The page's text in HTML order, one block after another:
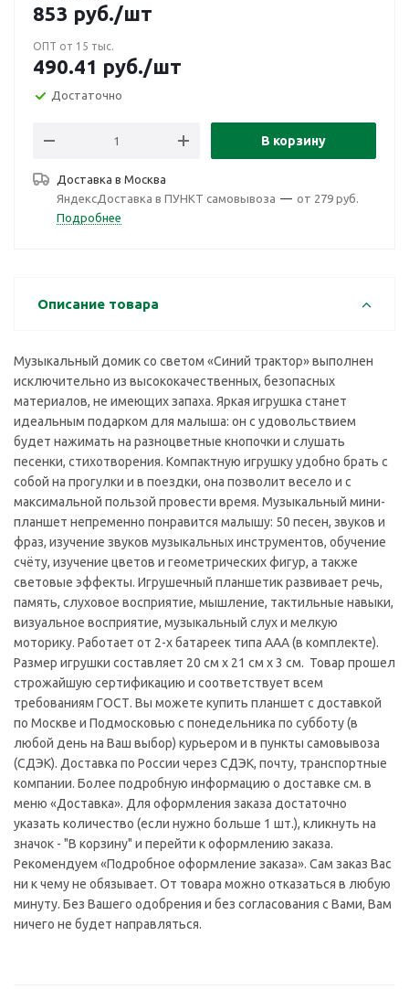
853 руб./шт
ОПТ от 15 тыс.
490.41 руб./шт
Достаточно
В корзину
Доставка в Москва
ЯндексДоставка в ПУНКТ самовывоза — от 279 руб.
Подробнее
Описание товара
Музыкальный домик со светом «Синий трактор» выполнен
исключительно из высококачественных, безопасных
материалов, не имеющих запаха. Яркая игрушка станет
идеальным подарком для малыша: он с удовольствием
будет нажимать на разноцветные кнопочки и слушать
песенки, стихотворения. Компактную игрушку удобно брать с
собой на прогулки и в поездки, она позволит весело и с
максимальной пользой провести время. Музыкальный мини-
планшет непременно понравится малышу: 50 песен, звуков и
фраз, изучение звуков музыкальных инструментов, обучение
счёту, изучение цветов и геометрических фигур, а также
световые эффекты. Игрушечный планшетик развивает речь,
память, слуховое восприятие, мышление, тактильные навыки,
визуальное восприятие, музыкальный слух и мелкую
моторику. Работает от 2-х батареек типа ААА (в комплекте).
Размер игрушки составляет 20 см х 21 см х 3 см. Товар прошел
строжайшую сертификацию и соответствует всем
требованиям ГОСТ. Вы можете купить планшет с доставкой
по Москве и Подмосковью с понедельника по субботу (в
любой день на Ваш выбор) курьером и в пункты самовывоза
(СДЭК). Доставка по России через СДЭК, почту, транспортные
компании. Более подробную информацию о доставке см. в
меню «Доставка». Для оформления заказа достаточно
указать количество (если нужно больше 1 шт.), кликнуть на
значок - "В корзину" и перейти к оформлению заказа.
Рекомендуем «Подробное оформление заказа». Сам заказ Вас
ни к чему не обязывает. От товара можно отказаться в любую
минуту. Без Вашего одобрения и без согласования с Вами, Вам
ничего не будет направляться.